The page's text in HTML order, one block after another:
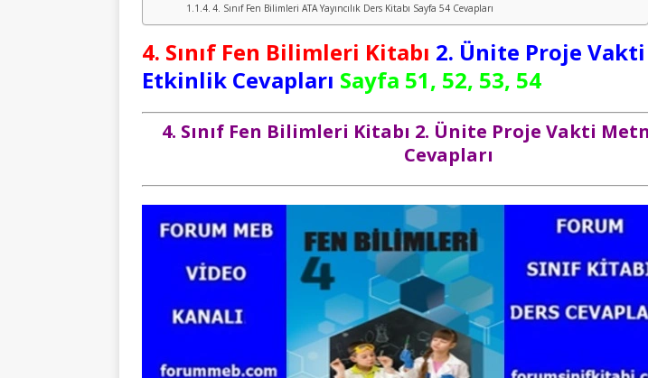
4. Sınıf Fen Bilimleri ATA Yayıncılık Ders Kitabı Sayfa 54 Cevapları
4. Sınıf Fen Bilimleri Kitabı 2. Ünite Proje
Etkinlik Cevapları Sayfa 51, 52, 53, 54
4. Sınıf Fen Bilimleri Kitabı 2. Ünite Proje Vakti
Cevapları